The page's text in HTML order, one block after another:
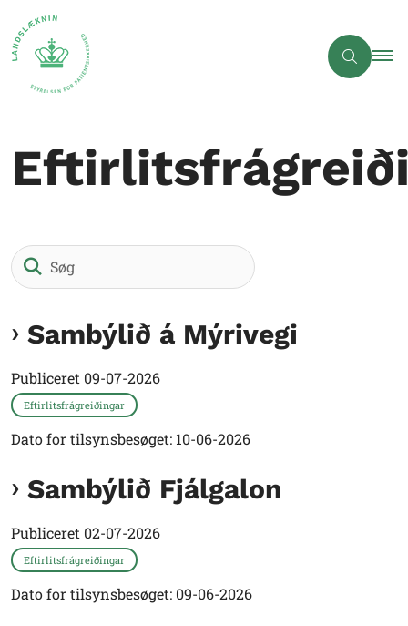
Sambýlið á Mýrivegi
Publiceret 09-07-2026
Eftirlitsfrágreiðingar
Dato for tilsynsbesøget: 10-06-2026
Sambýlið Fjálgalon
Publiceret 02-07-2026
Eftirlitsfrágreiðingar
Dato for tilsynsbesøget: 09-06-2026